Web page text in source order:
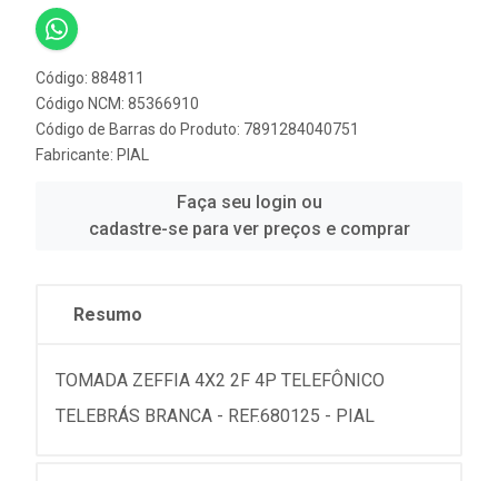
Código: 884811
Código NCM: 85366910
Código de Barras do Produto: 7891284040751
Fabricante: PIAL
Faça seu login ou
cadastre-se para ver preços e comprar
Resumo
TOMADA ZEFFIA 4X2 2F 4P TELEFÔNICO
TELEBRÁS BRANCA - REF.680125 - PIAL